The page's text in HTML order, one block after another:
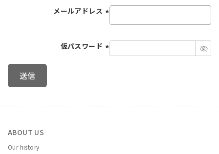
メールアドレス
須
仮パスワード
送信
ABOUT US
Our history